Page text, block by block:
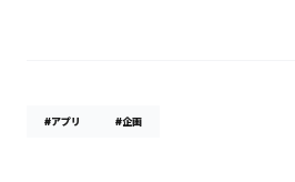
#アプリ #企画